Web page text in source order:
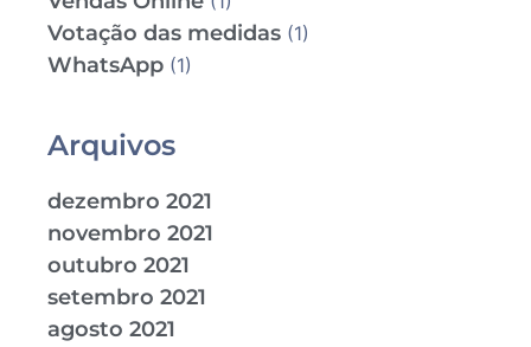
Votação das medidas (1)
WhatsApp (1)
Arquivos
dezembro 2021
novembro 2021
outubro 2021
setembro 2021
agosto 2021